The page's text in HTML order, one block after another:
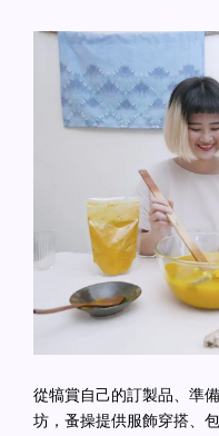
從犒賞自己的訂製品、準
坊，蚤操提供服飾穿搭、